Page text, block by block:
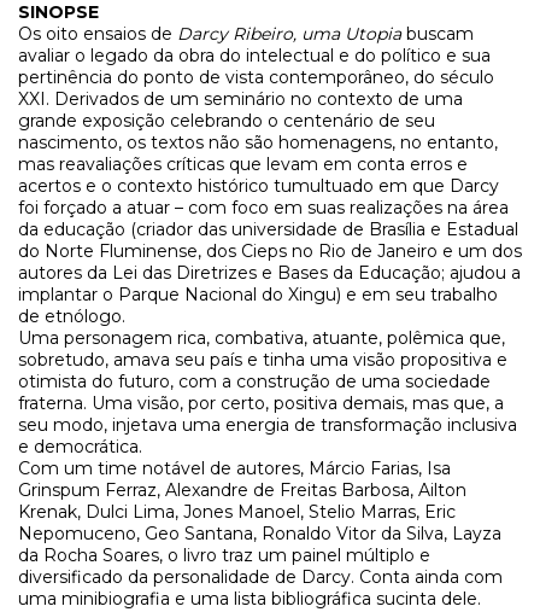
SINOPSE
Os oito ensaios de Darcy Ribeiro, uma Utopiabuscam
avaliar o legado da obra do intelectual e do político e sua
pertinência do ponto de vista contemporâneo, do século
XXI. Derivados de um seminário no contexto de uma
grande exposição celebrando o centenário de seu
nascimento, os textos não são homenagens, no entanto,
mas reavaliações críticas que levam em conta erros e
acertos e o contexto histórico tumultuado em que Darcy
foi forçado a atuar – com foco em suas realizações na área
da educação (criador das universidade de Brasília e Estadual
do Norte Fluminense, dos Cieps no Rio de Janeiro e um dos
autores da Lei das Diretrizes e Bases da Educação; ajudou a
implantar o Parque Nacional do Xingu) e em seu trabalho
de etnólogo.
Uma personagem rica, combativa, atuante, polêmica que,
sobretudo, amava seu país e tinha uma visão propositiva e
otimista do futuro, com a construção de uma sociedade
fraterna. Uma visão, por certo, positiva demais, mas que, a
seu modo, injetava uma energia de transformação inclusiva
e democrática.
Com um time notável de autores, Márcio Farias, Isa
Grinspum Ferraz, Alexandre de Freitas Barbosa, Ailton
Krenak, Dulci Lima, Jones Manoel, Stelio Marras, Eric
Nepomuceno, Geo Santana, Ronaldo Vitor da Silva, Layza
da Rocha Soares, o livro traz um painel múltiplo e
diversificado da personalidade de Darcy. Conta ainda com
uma minibiografia e uma lista bibliográfica sucinta dele.